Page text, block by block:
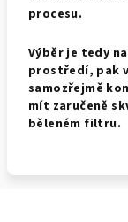
procesu.
Výběr je tedy
prostředí, pak
samozřejmě
mít zaručeně
běleném filtru.